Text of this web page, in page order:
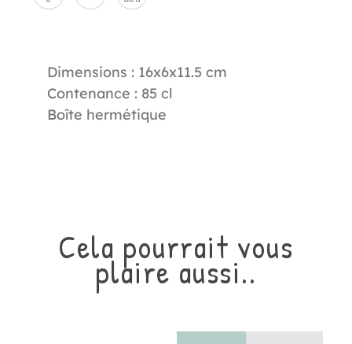
Dimensions : 16x6x11.5 cm
Contenance : 85 cl
Boîte hermétique
Référence
Cela pourrait vous
plaire aussi..